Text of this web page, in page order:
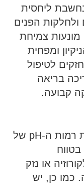
ליחסית
ולחלקות הפנים
מונעות צמיחת
ומפחית
לטיפול
בריאה
קבועה.
חלק חשוב בתחזוקה הוא בדיקת רמות ה-pH של
או נזק
כמו כן, יש